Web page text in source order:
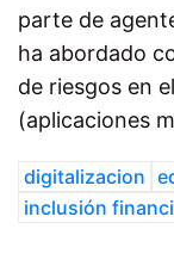
parte de
ha abordado
de riesgos en
(aplicaciones
digitalizacion
inclusión